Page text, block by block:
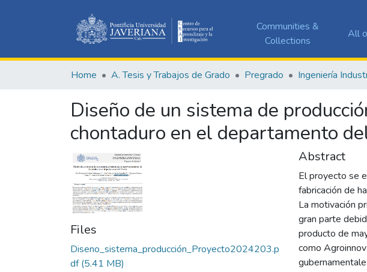
Communities &
Collections
All
Home A. Tesis y Trabajos de Grado Pregrado Ingeniería
Diseño de un sistema de
chontaduro en el departamento
Files
Diseno_sistema_producción_Proyecto2024203.p
df(5.41 MB)
Abstract
El proyecto se
fabricación de
La motivación
gran parte
producto de
como